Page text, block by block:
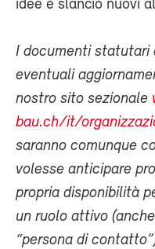
idee e slancio nuovi
I documenti statutari
eventuali
nostro sito sezionale
bau.ch/it/
saranno comunque
volesse anticipare
propria disponibilità
un ruolo attivo
“persona di